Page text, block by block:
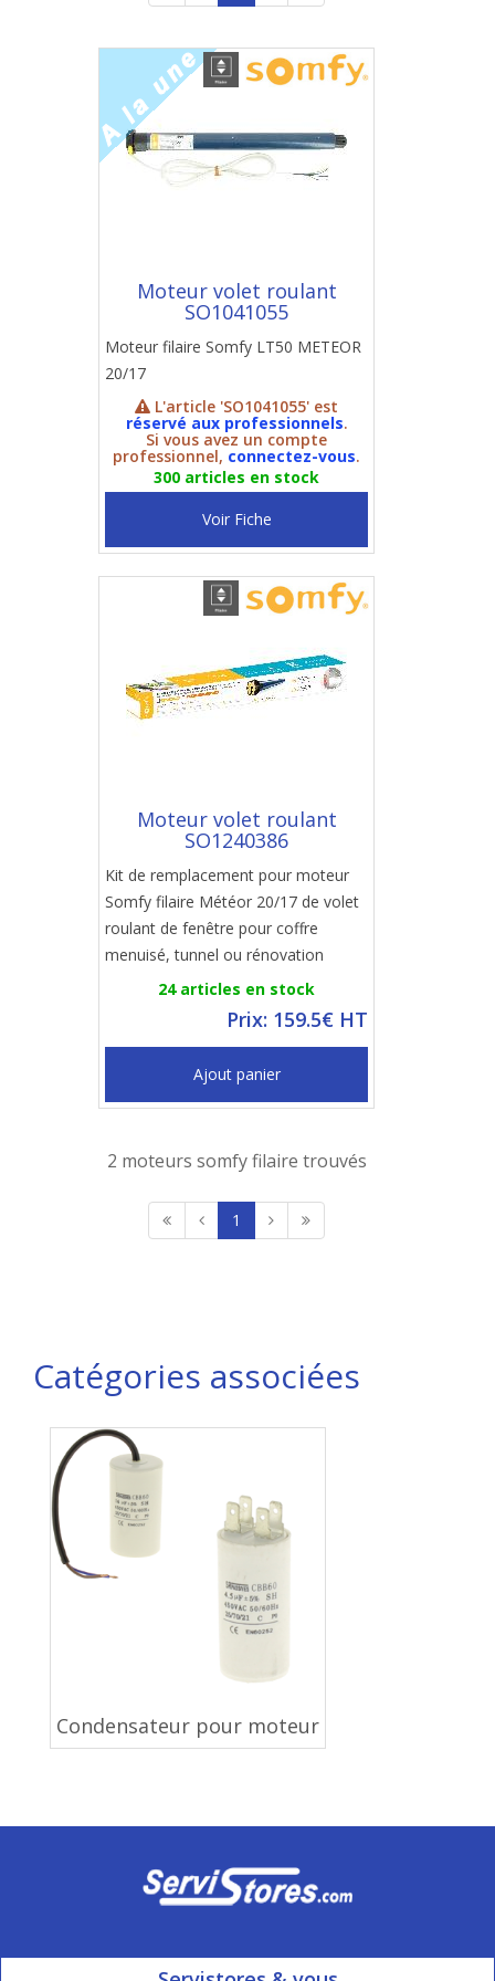
Moteur volet roulant
SO1041055
Moteur filaire Somfy LT50 METEOR
20/17
L'article 'SO1041055' est
réservé aux professionnels.
Si vous avez un compte
professionnel, connectez-vous.
300 articles en stock
Voir Fiche
Moteur volet roulant
SO1240386
Kit de remplacement pour moteur
Somfy filaire Météor 20/17 de volet
roulant de fenêtre pour coffre
menuisé, tunnel ou rénovation
24 articles en stock
Prix: 159.5€ HT
Ajout panier
2 moteurs somfy filaire trouvés
1
Catégories associées
Condensateur pour moteur